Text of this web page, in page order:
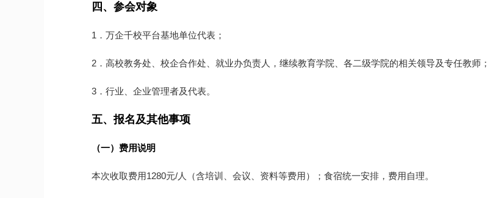
四、参会对象
1．万企千校平台基地单位代表；
2．高校教务处、校企合作处、就业办负责人，继续教育学院、各二级学院的相关领导及专任教师；
3．行业、企业管理者及代表。
五、报名及其他事项
（一）费用说明
本次收取费用1280元/人（含培训、会议、资料等费用）；食宿统一安排，费用自理。